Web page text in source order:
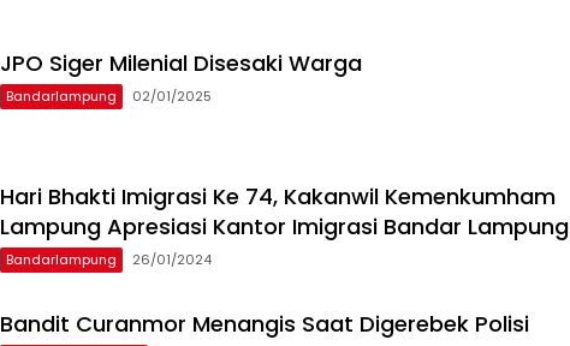
JPO Siger Milenial Disesaki Warga
Bandarlampung 02/01/2025
Hari Bhakti Imigrasi Ke 74, Kakanwil Kemenkumham
Lampung Apresiasi Kantor Imigrasi Bandar Lampung
Bandarlampung 26/01/2024
Bandit Curanmor Menangis Saat Digerebek Polisi